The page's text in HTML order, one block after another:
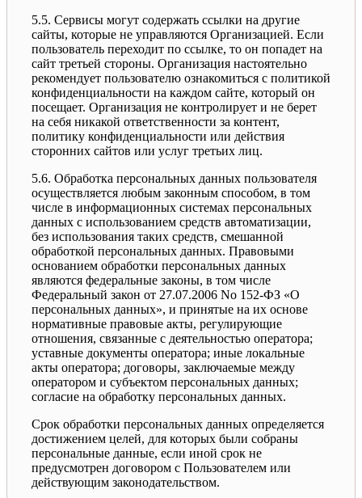
5.5. Сервисы могут содержать ссылки на другие
сайты, которые не управляются Организацией. Если
пользователь переходит по ссылке, то он попадет на
сайт третьей стороны. Организация настоятельно
рекомендует пользователю ознакомиться с политикой
конфиденциальности на каждом сайте, который он
посещает. Организация не контролирует и не берет
на себя никакой ответственности за контент,
политику конфиденциальности или действия
сторонних сайтов или услуг третьих лиц.
5.6. Обработка персональных данных пользователя
осуществляется любым законным способом, в том
числе в информационных системах персональных
данных с использованием средств автоматизации,
без использования таких средств, смешанной
обработкой персональных данных. Правовыми
основанием обработки персональных данных
являются федеральные законы, в том числе
Федеральный закон от 27.07.2006 No 152-ФЗ «О
персональных данных», и принятые на их основе
нормативные правовые акты, регулирующие
отношения, связанные с деятельностью оператора;
уставные документы оператора; иные локальные
акты оператора; договоры, заключаемые между
оператором и субъектом персональных данных;
согласие на обработку персональных данных.
Срок обработки персональных данных определяется
достижением целей, для которых были собраны
персональные данные, если иной срок не
предусмотрен договором с Пользователем или
действующим законодательством.